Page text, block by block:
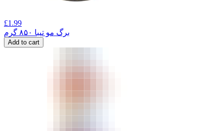
£1.99
برگ مو تیبا ۸۵۰ گرم
Add to cart